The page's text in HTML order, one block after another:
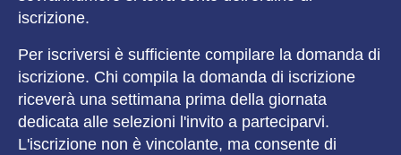
iscrizione.
Per iscriversi è sufficiente compilare la domanda di
iscrizione. Chi compila la domanda di iscrizione
riceverà una settimana prima della giornata
dedicata alle selezioni l'invito a parteciparvi.
L'iscrizione non è vincolante, ma consente di